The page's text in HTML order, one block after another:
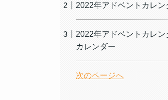
2022年アドベントカレ
2022年アドベントカレ
カレンダー
次のページへ